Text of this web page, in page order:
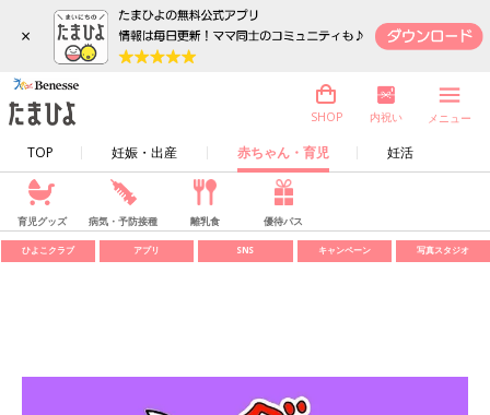
×
TOP 妊娠・出産 赤ちゃん・育児 妊活
SHOP 内祝い メニュー
育児グッズ 病気・予防接種 離乳食 優待パス
ひよこクラブ アプリ SNS キャンペーン 写真スタジオ